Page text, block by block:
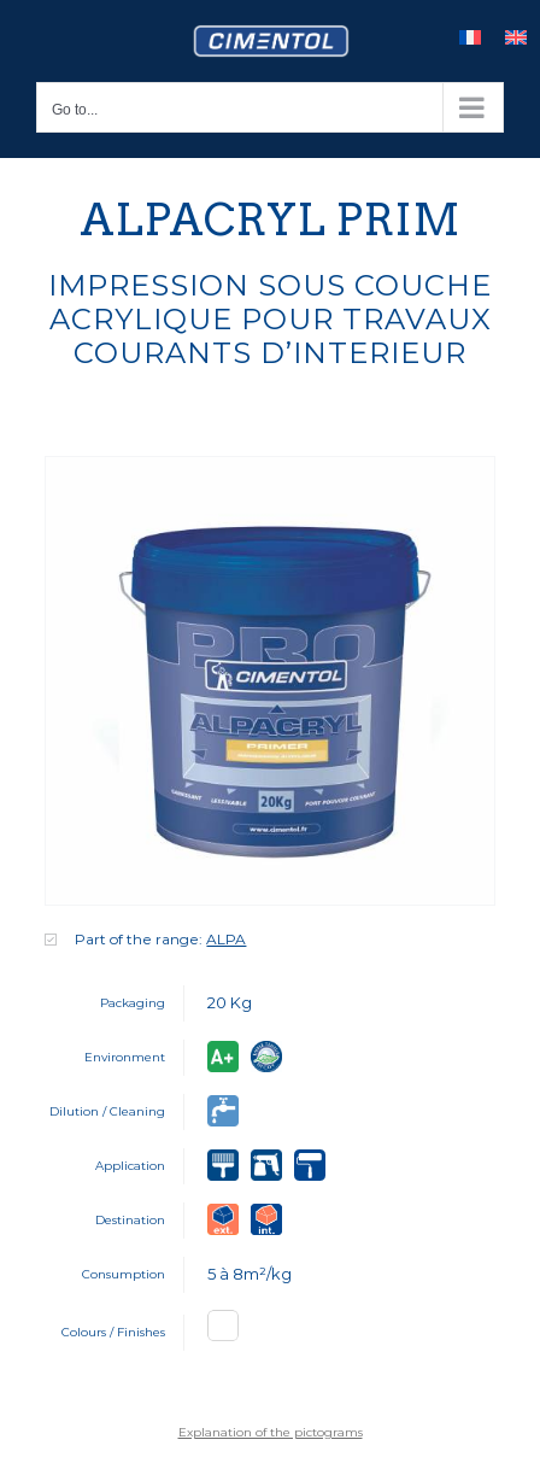
Go to...
ALPACRYL PRIM
IMPRESSION SOUS COUCHE
ACRYLIQUE POUR TRAVAUX
COURANTS D’INTERIEUR
Part of the range:ALPA
Packaging 20 Kg
Environment
Dilution / Cleaning
Application
Destination
Consumption 5 à 8m²/kg
Colours / Finishes
Explanation of the pictograms